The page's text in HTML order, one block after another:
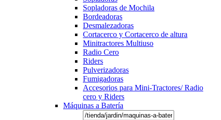
Sopladoras de Mochila
Bordeadoras
Desmalezadoras
Cortacerco y Cortacerco de altura
Minitractores Multiuso
Radio Cero
Riders
Pulverizadoras
Fumigadoras
Accesorios para Mini-Tractores/ Radio
cero y Riders
Máquinas a Batería